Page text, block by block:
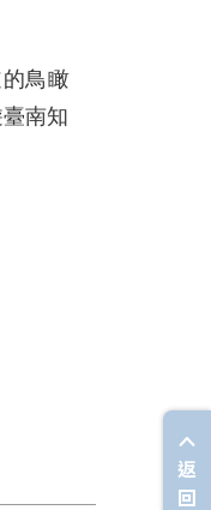
鳥瞰
南知
返
回